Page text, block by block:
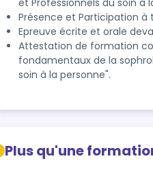
et Professionnels du soin à
Présence et Participation à
Epreuve écrite et orale
Attestation de formation
fondamentaux de la
soin à la personne".
Plus qu'une